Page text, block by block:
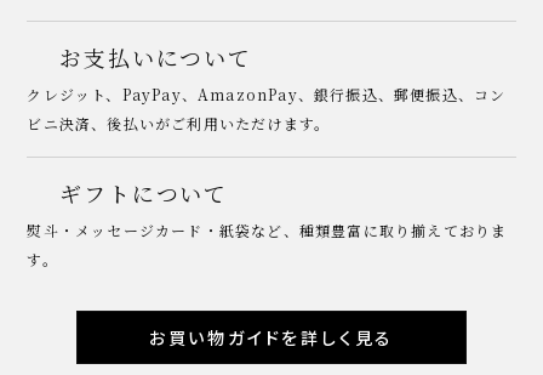
お支払いについて
クレジット、PayPay、AmazonPay、銀行振込、郵便振込、コン
ビニ決済、後払いがご利用いただけます。
ギフトについて
熨斗・メッセージカード・紙袋など、種類豊富に取り揃えておりま
す。
お買い物ガイドを詳しく見る